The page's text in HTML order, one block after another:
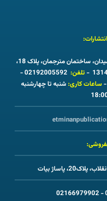
تهران، میدان انقلاب، ضلع جنوبشرقی میدان، ساختمان مترجمان، پلاک 18،
تلفن:
02192005592 -
ساعات کاری: شنبه تا چهارشنبه
پاساژ بیات